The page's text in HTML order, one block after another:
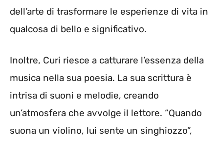
dell’arte di trasformare le esperienze di vita in
qualcosa di bello e significativo.
Inoltre, Curi riesce a catturare l’essenza della
musica nella sua poesia. La sua scrittura è
intrisa di suoni e melodie, creando
un’atmosfera che avvolge il lettore. “Quando
suona un violino, lui sente un singhiozzo”,